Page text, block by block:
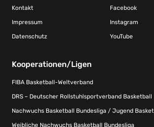
Kontakt
Impressum
Datenschutz
Facebook
Instagram
YouTube
Kooperationen/Ligen
FIBA Basketball-Weltverband
DRS – Deutscher Rollstuhlsportverband Basketball
Nachwuchs Basketball Bundesliga / Jugend
Weibliche Nachwuchs Basketball Bundesliga